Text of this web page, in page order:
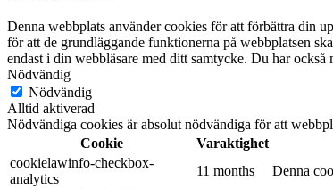
Denna webbplats använder cookies för att förbättra din
för att de grundläggande funktionerna på webbplatsen
endast i din webbläsare med ditt samtycke. Du har
Nödvändig
Nödvändig
Alltid aktiverad
Nödvändiga cookies är absolut nödvändiga för att
Cookie
Varaktighet
cookielawinfo-checkbox-
analytics
11 months
Denna